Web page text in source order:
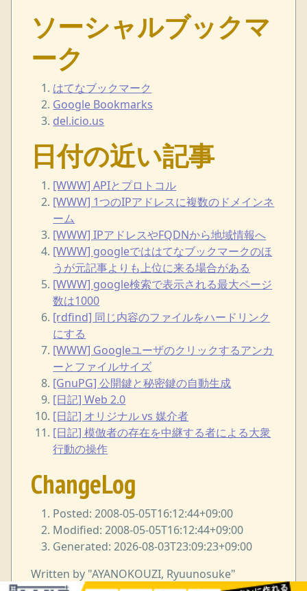
ソーシャルブックマ
ーク
はてなブックマーク
Google Bookmarks
del.icio.us
日付の近い記事
[WWW] APIとプロトコル
[WWW] 1つのIPアドレスに複数のドメインネ
ーム
[WWW] IPアドレスやFQDNから地域情報へ
[WWW] googleでははてなブックマークのほ
うが元記事よりも上位に来る場合がある
[WWW] google検索で表示される最大ページ
数は1000
[rdfind] 同じ内容のファイルをハードリンク
にする
[WWW] Googleユーザのクリックするアンカ
ーとファイルサイズ
[GnuPG] 公開鍵と秘密鍵の自動生成
[日記] Web 2.0
[日記] オリジナル vs 媒介者
[日記] 模倣者の存在を中継する者による大衆
行動の操作
ChangeLog
Posted: 2008-05-05T16:12:44+09:00
Modified: 2008-05-05T16:12:44+09:00
Generated: 2026-08-03T23:09:23+09:00
Written by "AYANOKOUZI, Ryuunosuke"